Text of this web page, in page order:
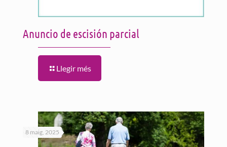
Anuncio de escisión parcial
Llegir més
8 maig, 2025